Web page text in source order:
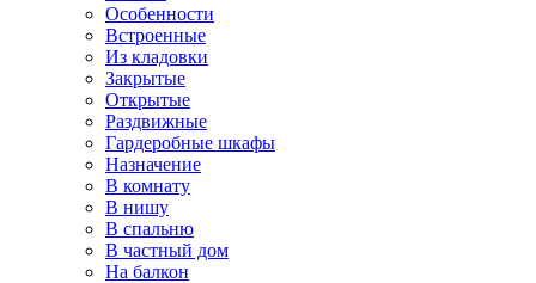
Особенности
Встроенные
Из кладовки
Закрытые
Открытые
Раздвижные
Гардеробные шкафы
Назначение
В комнату
В нишу
В спальню
В частный дом
На балкон